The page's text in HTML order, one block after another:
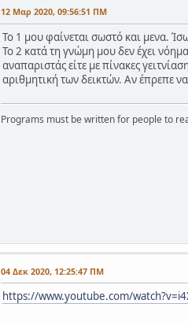
12 Μαρ 2020, 09:56:51 ΠΜ
Το 1 μου φαίνεται σωστό και μενα.
Το 2 κατά τη γνώμη μου δεν έχει
αναπαριστάς είτε με πίνακες
αριθμητική των δεικτών. Αν έπρεπε
Programs must be written for people to
04 Δεκ 2020, 12:25:47 ΠΜ
https://www.youtube.com/